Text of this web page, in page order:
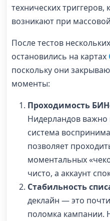
технических
возникают при
После тестов
остановились на картах
поскольку они
моменты:
Проходимость
Нидерландов важно
система
позволяет
моментальных
чисто, а аккаунт
Стабильность
деклайн — это
поломка кампании.